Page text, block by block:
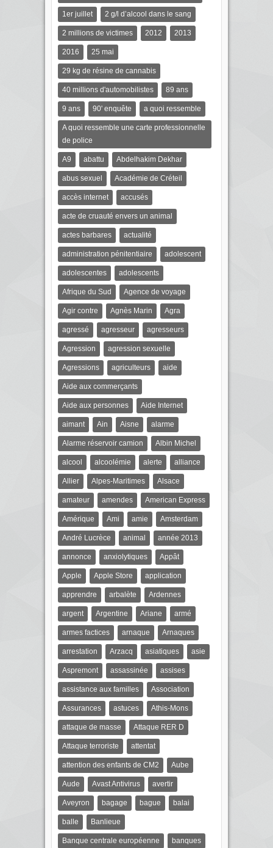
1er juillet 2 g/l d’alcool dans le sang
2 millions de victimes 2012 2013
2016 25 mai
29 kg de résine de cannabis
40 millions d'automobilistes 89 ans
9 ans 90' enquête a quoi ressemble
A quoi ressemble une carte professionnelle
de police
A9 abattu Abdelhakim Dekhar
abus sexuel Académie de Créteil
accès internet accusés
acte de cruauté envers un animal
actes barbares actualité
administration pénitentiaire adolescent
adolescentes adolescents
Afrique du Sud Agence de voyage
Agir contre Agnès Marin Agra
agressé agresseur agresseurs
Agression agression sexuelle
Agressions agriculteurs aide
Aide aux commerçants
Aide aux personnes Aide Internet
aimant Ain Aisne alarme
Alarme réservoir camion Albin Michel
alcool alcoolémie alerte alliance
Allier Alpes-Maritimes Alsace
amateur amendes American Express
Amérique Ami amie Amsterdam
André Lucrèce animal année 2013
annonce anxiolytiques Appât
Apple Apple Store application
apprendre arbalète Ardennes
argent Argentine Ariane armé
armes factices arnaque Arnaques
arrestation Arzacq asiatiques asie
Aspremont assassinée assises
assistance aux familles Association
Assurances astuces Athis-Mons
attaque de masse Attaque RER D
Attaque terroriste attentat
attention des enfants de CM2 Aube
Aude Avast Antivirus avertir
Aveyron bagage bague balai
balle Banlieue
Banque centrale européenne banques